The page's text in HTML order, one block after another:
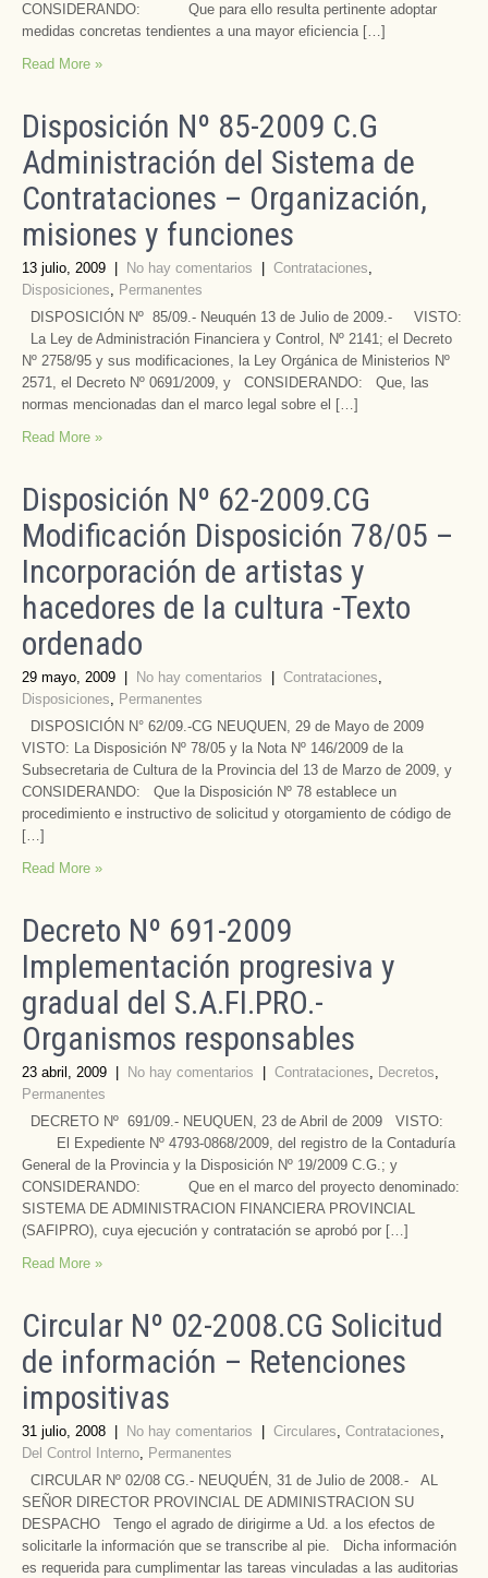
CONSIDERANDO: Que para ello resulta pertinente adoptar
medidas concretas tendientes a una mayor eficiencia […]
Read More »
Disposición Nº 85-2009 C.G
Administración del Sistema de
Contrataciones – Organización,
misiones y funciones
13 julio, 2009 No hay comentarios Contrataciones,
Disposiciones, Permanentes
DISPOSICIÓN Nº 85/09.- Neuquén 13 de Julio de 2009.- VISTO:
La Ley de Administración Financiera y Control, Nº 2141; el Decreto
Nº 2758/95 y sus modificaciones, la Ley Orgánica de Ministerios Nº
2571, el Decreto Nº 0691/2009, y CONSIDERANDO: Que, las
normas mencionadas dan el marco legal sobre el […]
Read More »
Disposición Nº 62-2009.CG
Modificación Disposición 78/05 –
Incorporación de artistas y
hacedores de la cultura -Texto
ordenado
29 mayo, 2009 No hay comentarios Contrataciones,
Disposiciones, Permanentes
DISPOSICIÓN N° 62/09.-CG NEUQUEN, 29 de Mayo de 2009
VISTO: La Disposición Nº 78/05 y la Nota Nº 146/2009 de la
Subsecretaria de Cultura de la Provincia del 13 de Marzo de 2009, y
CONSIDERANDO: Que la Disposición Nº 78 establece un
procedimiento e instructivo de solicitud y otorgamiento de código de
[…]
Read More »
Decreto Nº 691-2009
Implementación progresiva y
gradual del S.A.FI.PRO.-
Organismos responsables
23 abril, 2009 No hay comentarios Contrataciones, Decretos,
Permanentes
DECRETO Nº 691/09.- NEUQUEN, 23 de Abril de 2009 VISTO:
El Expediente Nº 4793-0868/2009, del registro de la Contaduría
General de la Provincia y la Disposición Nº 19/2009 C.G.; y
CONSIDERANDO: Que en el marco del proyecto denominado:
SISTEMA DE ADMINISTRACION FINANCIERA PROVINCIAL
(SAFIPRO), cuya ejecución y contratación se aprobó por […]
Read More »
Circular Nº 02-2008.CG Solicitud
de información – Retenciones
impositivas
31 julio, 2008 No hay comentarios Circulares, Contrataciones,
Del Control Interno, Permanentes
CIRCULAR Nº 02/08 CG.- NEUQUÉN, 31 de Julio de 2008.- AL
SEÑOR DIRECTOR PROVINCIAL DE ADMINISTRACION SU
DESPACHO Tengo el agrado de dirigirme a Ud. a los efectos de
solicitarle la información que se transcribe al pie. Dicha información
es requerida para cumplimentar las tareas vinculadas a las auditorias